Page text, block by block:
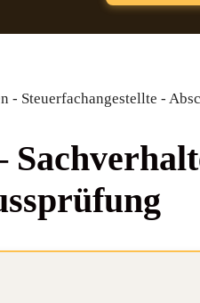
- Steuerfachangestellte -